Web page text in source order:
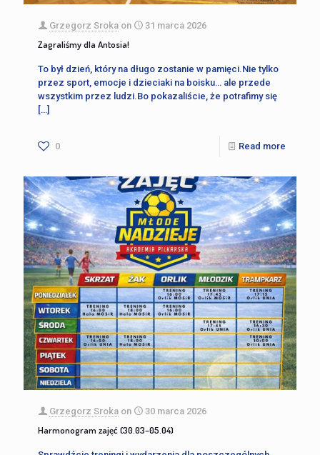
Grzegorz Sroka on 31 marca 2026
Zagraliśmy dla Antosia!
To był dzień, który na długo zostanie w pamięci.Nie tylko
przez sport, emocje i dzieciaki na boisku… ale przede
wszystkim przez ludzi.Bo pokazaliście, że potrafimy się
[…]
0 Read more
Grzegorz Sroka on 30 marca 2026
Harmonogram zajęć (30.03–05.04)